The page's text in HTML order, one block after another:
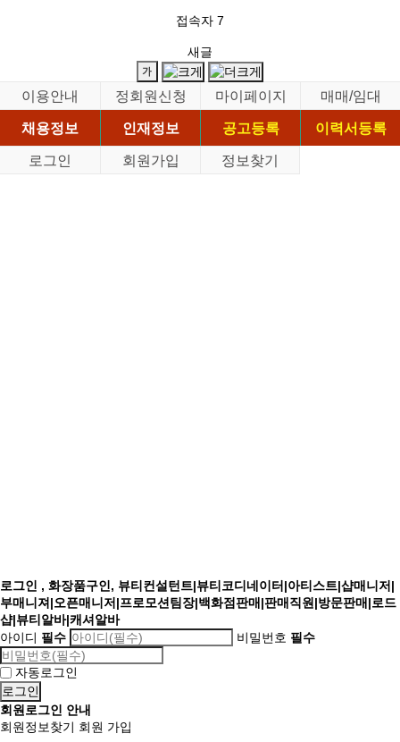
접속자 7
새글
이용안내 정회원신청 마이페이지
매매/임대
채용정보
인재정보 공고등록
이력서등록
로그인
회원가입 정보찾기
로그인 , 화장품구인, 뷰티컨설턴트|뷰티코디네이터|아티스트|샵매니저|
부매니져|오픈매니저|프로모션팀장|백화점판매|판매직원|방문판매|로드
샵|뷰티알바|캐셔알바
아이디 필수 비밀번호 필수
자동로그인
회원로그인 안내
회원정보찾기 회원 가입